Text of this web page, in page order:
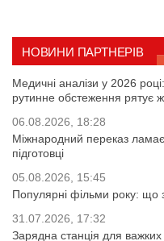
НОВИНИ ПАРТНЕРІВ
Медичні аналізи у 2026
рутинне обстеження рятує
06.08.2026, 18:28
Міжнародний переказ
підготовці
05.08.2026, 15:45
Популярні фільми року: що
31.07.2026, 17:32
Зарядна станція для